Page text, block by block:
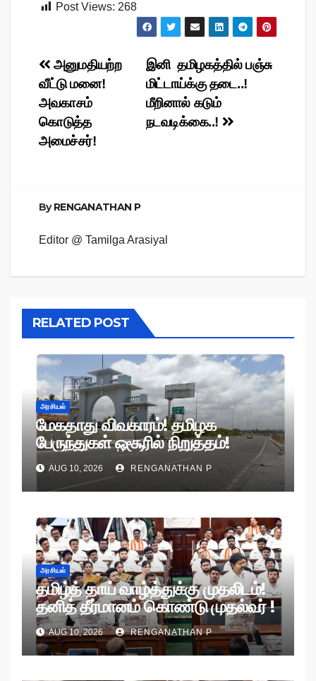
Post Views: 268
Post
navigation
இனி தமிழகத்தில் பஞ்சு
மிட்டாய்க்கு தடை..!
மீறினால் கடும்
நடவடிக்கை..!
அனுமதியற்ற
வீட்டு மனை!
அவகாசம்
கொடுத்த
அமைச்சர்!
ByRENGANATHAN P
Editor @ Tamilga Arasiyal
RELATED POST
அரசியல்
மேகதாது விவகாரம்! தமிழக
பேருந்துகள் ஒசூரில் நிறுத்தம்!
AUG 10, 2026 RENGANATHAN P
அரசியல்
தமிழ்த் தாய் வாழ்த்துக்கு முதலிடம்!
தனித் தீர்மானம் கொண்டு முதல்வர் !
AUG 10, 2026 RENGANATHAN P